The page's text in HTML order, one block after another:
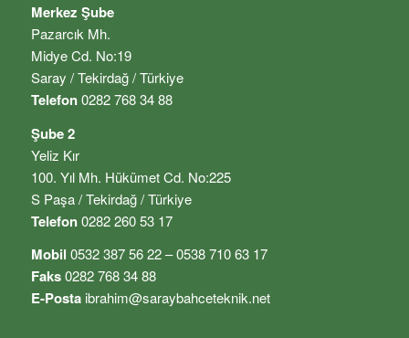
Merkez Şube
Pazarcık Mh.
Midye Cd. No:19
Saray / Tekirdağ / Türkiye
Telefon0282 768 34 88
Şube 2
Yeliz Kır
100. Yıl Mh. Hükümet Cd. No:225
S Paşa / Tekirdağ / Türkiye
Telefon0282 260 53 17
Mobil 0532 387 56 22 – 0538 710 63 17
Faks0282 768 34 88
E-Posta ibrahim@saraybahceteknik.net